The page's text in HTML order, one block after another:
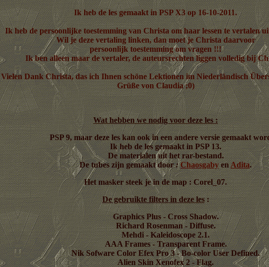
Ik heb de les gemaakt in PSP X3 op 16-10-2011.
Ik heb de persoonlijke toestemming van Christa om haar lessen te vertalen
Wil je deze vertaling linken, dan moet je Christa daarvoor
persoonlijk toestemming om vragen !!!
Ik ben alleen maar de vertaler, de auteursrechten liggen volledig bij
Vielen Dank Christa, das ich Ihnen schöne Lektionen im Niederländisch
Grüße von Claudia ;0)
Wat hebben we nodig voor deze les :
PSP 9, maar deze les kan ook in een andere versie gemaakt
Ik heb de les gemaakt in PSP 13.
De materialen uit het rar-bestand.
De tubes zijn gemaakt door:ChaosgabyenAdita.
Het masker steek je in de map : Corel_07.
De gebruikte filters in deze les:
Graphics Plus - Cross Shadow.
Richard Rosenman - Diffuse.
Mehdi - Kaleidoscope 2.1.
AAA Frames - Transparent Frame.
Nik Sofware Color Efex Pro 3 - Bo-color User Defined.
Alien Skin Xenofex 2 - Flag.